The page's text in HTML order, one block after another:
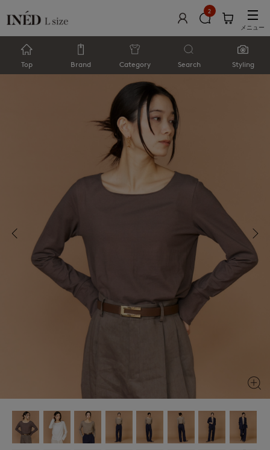
2
メニュー
Top Brand Category Search Styling